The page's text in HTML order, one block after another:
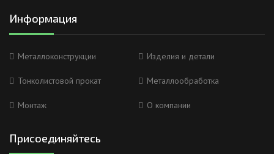
Информация
Металлоконструкции Изделия и детали
Тонколистовой прокат Металлообработка
Монтаж О компании
Присоединяйтесь